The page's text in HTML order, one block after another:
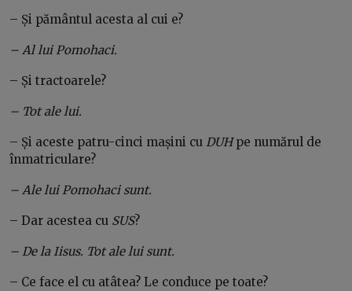
– Și pământul acesta al cui e?
– Al lui Pomohaci.
– Și tractoarele?
– Tot ale lui.
– Și aceste patru-cinci mașini cu DUHpe numărul de
înmatriculare?
– Ale lui Pomohaci sunt.
– Dar acestea cu SUS?
– De la Iisus. Tot ale lui sunt.
– Ce face el cu atâtea? Le conduce pe toate?